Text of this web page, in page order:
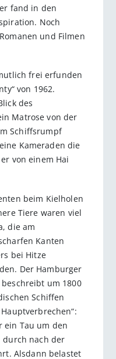
fand in den
Noch
und Filmen
frei erfunden
von 1962.
des
Matrose von der
Schiffsrumpf
Kameraden die
von einem Hai
beim Kielholen
Tiere waren viel
die am
Kanten
bei Hitze
Der Hamburger
um 1800
Schiffen
ein Tau um den
durch nach der
Alsdann belastet